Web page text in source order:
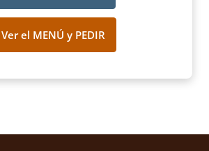
Ver el MENÚ y PEDIR